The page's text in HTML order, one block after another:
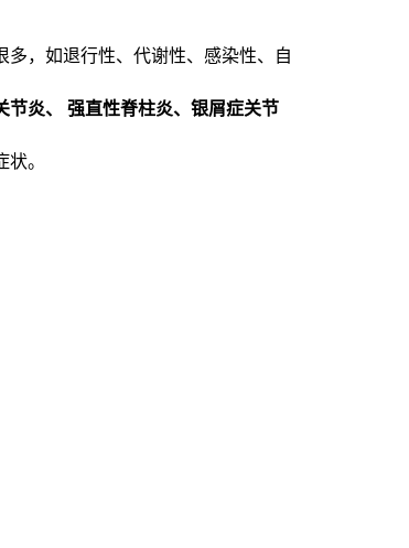
，如退行性、代谢性、感染性、自
炎、 强直性脊柱炎、银屑症关节
。